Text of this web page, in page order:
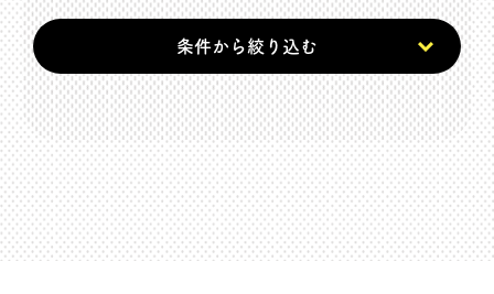
条件から絞り込む